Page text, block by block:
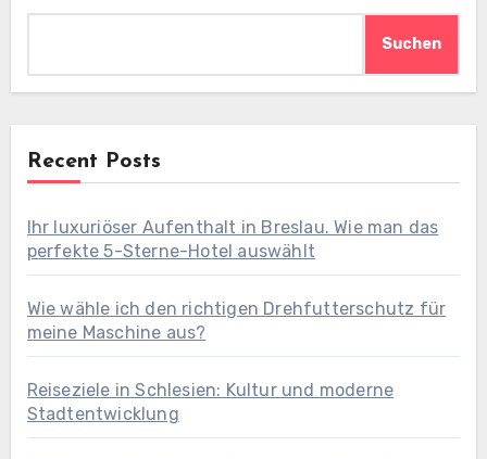
Suchen
Recent Posts
Ihr luxuriöser Aufenthalt in Breslau. Wie man das
perfekte 5-Sterne-Hotel auswählt
Wie wähle ich den richtigen Drehfutterschutz für
meine Maschine aus?
Reiseziele in Schlesien: Kultur und moderne
Stadtentwicklung